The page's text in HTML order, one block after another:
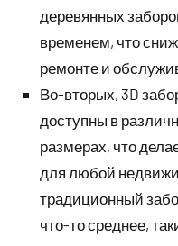
деревянных
временем, что
ремонте и
Во-вторых, 3D
доступны в
размерах, что
для любой
традиционный
что-то среднее,